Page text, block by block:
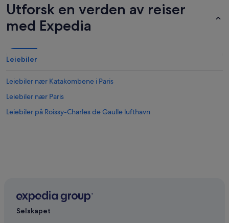
Utforsk en verden av reiser
med Expedia
Leiebiler
Leiebiler nær Katakombene i Paris
Leiebiler nær Paris
Leiebiler på Roissy-Charles de Gaulle lufthavn
Selskapet